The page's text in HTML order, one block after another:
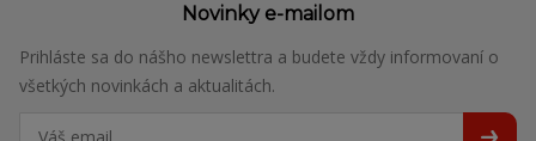
Novinky e-mailom
Prihláste sa do nášho newslettra a budete vždy informovaní o
všetkých novinkách a aktualitách.